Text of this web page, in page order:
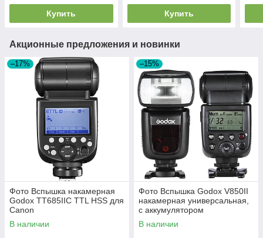
Купить Купить
Акционные предложения и новинки
–17%
Фото Вспышка накамерная
Godox TT685IIС TTL HSS для
Canon
В наличии
–15%
Фото Вспышка Godox V850II
накамерная универсальная,
с аккумулятором
В наличии